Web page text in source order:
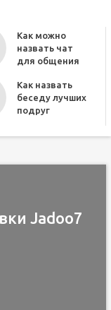
Как можно
назвать чат
для общения
Как назвать
беседу лучших
подруг
Jadoo7